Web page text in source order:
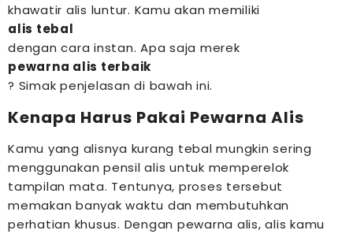
khawatir alis luntur. Kamu akan memiliki
alis tebal
dengan cara instan. Apa saja merek
pewarna alis terbaik
? Simak penjelasan di bawah ini.
Kenapa Harus Pakai Pewarna Alis
Kamu yang alisnya kurang tebal mungkin sering
menggunakan pensil alis untuk memperelok
tampilan mata. Tentunya, proses tersebut
memakan banyak waktu dan membutuhkan
perhatian khusus. Dengan pewarna alis, alis kamu